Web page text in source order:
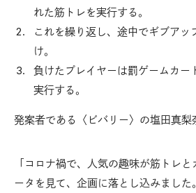
れた筋トレを実行する。
これを繰り返し、途中でギブアッ
け。
負けたプレイヤーは罰ゲームカー
実行する。
発案者である〈ビバリー〉の塩田真梨
「コロナ禍で、人気の趣味が筋トレ
ータを見て、企画に落とし込みました